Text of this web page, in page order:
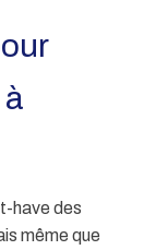
have des
même que